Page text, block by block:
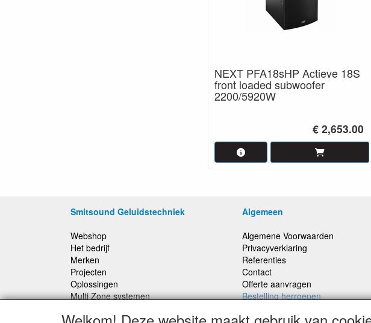
NEXT PFA18sHP Actieve 18S
front loaded subwoofer
2200/5920W
€ 2,653.00
Smitsound Geluidstechniek
Webshop
Het bedrijf
Merken
Projecten
Oplossingen
Multi Zone systemen
Onderhoud en Reparaties
Algemeen
Algemene Voorwaarden
Privacyverklaring
Referenties
Contact
Offerte aanvragen
Bestelling herroepen